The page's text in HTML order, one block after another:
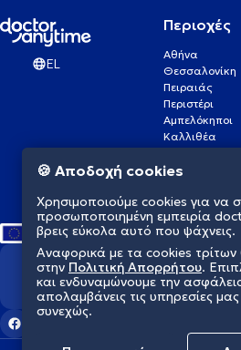
EL
Περιοχές
Αθήνα
Θεσσαλονίκη
Πειραιάς
Περιστέρι
Αμπελόκηποι
Καλλιθέα
Γλυφάδα
Νέα Σμύρνη
🍪 Αποδοχή cookies
Χρησιμοποιούμε cookies για
προσωποποιημένη εμπειρία
βρεις εύκολα αυτό που ψάχνεις.
Αναφορικά με τα cookies
στην Πολιτική Απορρήτου.
και ενδυναμώνουμε την
απολαμβάνεις τις υπηρεσίες
συνεχώς.